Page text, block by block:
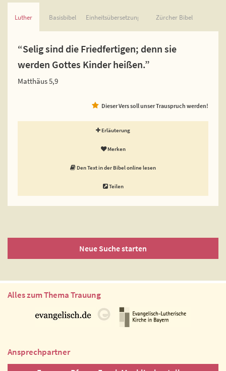
Luther Basisbibel Einheitsübersetzung Zürcher Bibel
“Selig sind die Friedfertigen; denn sie
werden Gottes Kinder heißen.”
Matthäus 5,9
Dieser Vers soll unser Trauspruch werden!
Erläuterung
Merken
Den Text in der Bibel online lesen
Teilen
Neue Suche starten
Alles zum Thema Trauung
Ansprechpartner